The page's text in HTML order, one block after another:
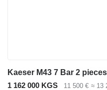
Kaeser M43 7 Bar 2
1 162 000 KGS
11 500 € ≈ 13